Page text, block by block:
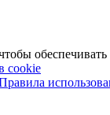
обеспечивать
cookie